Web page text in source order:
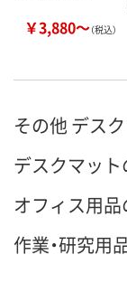
￥3,880～（税込）
その他 デス
デスクマッ
オフィス用
作業・研究用